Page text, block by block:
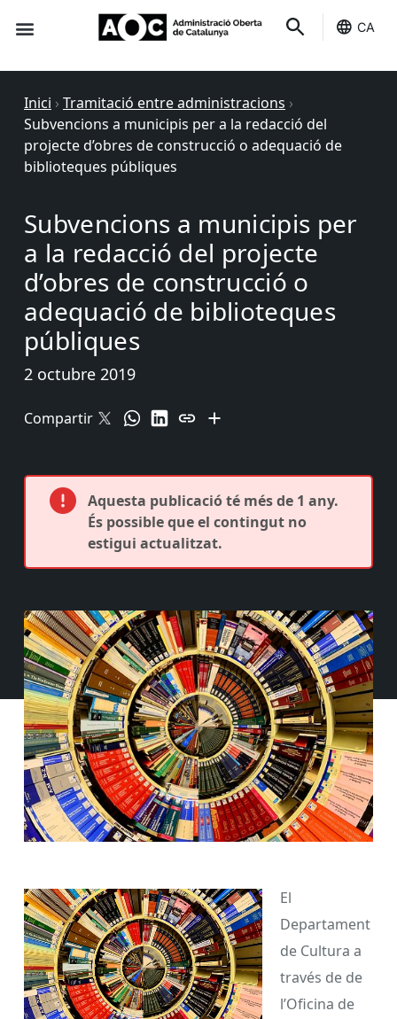
CA
Inici › Tramitació entre administracions ›
Subvencions a municipis per a la redacció del
projecte d’obres de construcció o adequació de
biblioteques públiques
Subvencions a municipis per
a la redacció del projecte
d’obres de construcció o
adequació de biblioteques
públiques
2 octubre 2019
Compartir
Aquesta publicació té més de 1 any.
És possible que el contingut no
estigui actualitzat.
El
Departament
de Cultura a
través de de
l’Oficina de